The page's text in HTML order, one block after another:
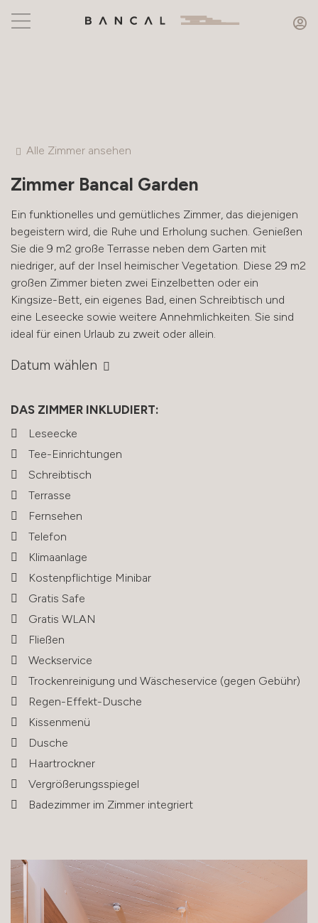
Alle Zimmer ansehen
Zimmer Bancal Garden
Ein funktionelles und gemütliches Zimmer, das diejenigen
begeistern wird, die Ruhe und Erholung suchen. Genießen
Sie die 9 m2 große Terrasse neben dem Garten mit
niedriger, auf der Insel heimischer Vegetation. Diese 29 m2
großen Zimmer bieten zwei Einzelbetten oder ein
Kingsize-Bett, ein eigenes Bad, einen Schreibtisch und
eine Leseecke sowie weitere Annehmlichkeiten. Sie sind
ideal für einen Urlaub zu zweit oder allein.
Datum wählen
DAS ZIMMER INKLUDIERT:
Leseecke
Tee-Einrichtungen
Schreibtisch
Terrasse
Fernsehen
Telefon
Klimaanlage
Kostenpflichtige Minibar
Gratis Safe
Gratis WLAN
Fließen
Weckservice
Trockenreinigung und Wäscheservice (gegen Gebühr)
Regen-Effekt-Dusche
Kissenmenü
Dusche
Haartrockner
Vergrößerungsspiegel
Badezimmer im Zimmer integriert